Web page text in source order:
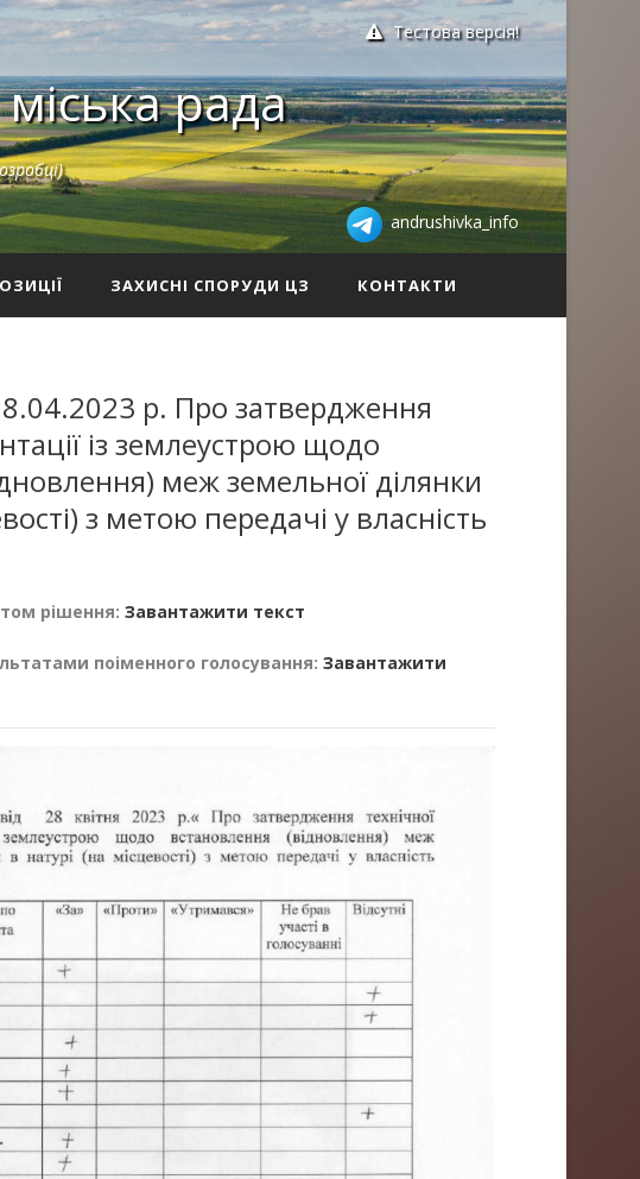
Тестова версія!
рада
andrushivka_info
ЗАХИСНІ СПОРУДИ ЦЗ КОНТАКТИ
р. Про затвердження
із землеустрою щодо
меж земельної ділянки
з метою передачі у власність
рішення: Завантажити текст
поіменного голосування: Завантажити